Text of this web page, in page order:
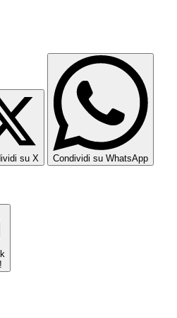
su X Condividi su WhatsApp